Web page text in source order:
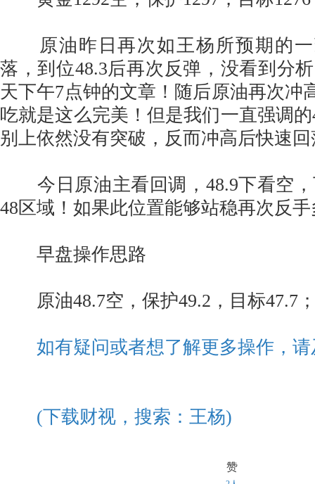
原油昨日再次如王杨所预期的一
落，到位48.3后再次反弹，没看到分
天下午7点钟的文章！随后原油再次冲
吃就是这么完美！但是我们一直强调
别上依然没有突破，反而冲高后快速
今日原油主看回调，48.9下看空，
48区域！如果此位置能够站稳再次反
早盘操作思路
原油48.7空，保护49.2，目标47.7
如有疑问或者想了解更多操作，
(下载财视，搜索：王杨)
赞